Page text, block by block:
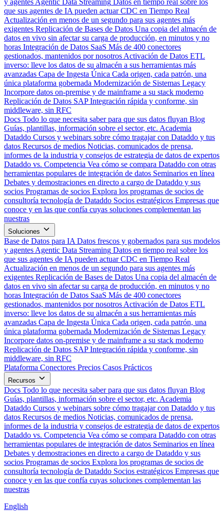
y agentes Agentic Data Streaming Datos en tiempo real sobre los
que sus agentes de IA pueden actuar CDC en Tiempo Real
Actualización en menos de un segundo para sus agentes más
exigentes Replicación de Bases de Datos Una copia del almacén de
datos en vivo sin afectar su carga de producción, en minutos y no
horas Integración de Datos SaaS Más de 400 conectores
gestionados, mantenidos por nosotros Activación de Datos ETL
inverso: lleve los datos de su almacén a sus herramientas más
avanzadas Capa de Ingesta Única Cada origen, cada patrón, una
única plataforma gobernada Modernización de Sistemas Legacy
Incorpore datos on-premise y de mainframe a su stack moderno
Replicación de Datos SAP Integración rápida y conforme, sin
middleware, sin RFC
Docs Todo lo que necesita saber para que sus datos fluyan Blog
Guías, plantillas, información sobre el sector, etc. Academia
Dataddo Cursos y webinars sobre cómo tragajar con Dataddo y tus
datos Recursos de medios Noticias, comunicados de prensa,
informes de la industria y consejos de estrategia de datos de expertos
Dataddo vs. Competencia Vea cómo se compara Dataddo con otras
herramientas populares de integración de datos Seminarios en línea
Debates y demostraciones en directo a cargo de Dataddo y sus
socios Programas de socios Explora los programas de socios de
consultoría tecnología de Dataddo Socios estratégicos Empresas que
conoce y en las que confía cuyas soluciones complementan las
nuestras
Soluciones
Base de Datos para IA Datos frescos y gobernados para sus modelos
y agentes Agentic Data Streaming Datos en tiempo real sobre los
que sus agentes de IA pueden actuar CDC en Tiempo Real
Actualización en menos de un segundo para sus agentes más
exigentes Replicación de Bases de Datos Una copia del almacén de
datos en vivo sin afectar su carga de producción, en minutos y no
horas Integración de Datos SaaS Más de 400 conectores
gestionados, mantenidos por nosotros Activación de Datos ETL
inverso: lleve los datos de su almacén a sus herramientas más
avanzadas Capa de Ingesta Única Cada origen, cada patrón, una
única plataforma gobernada Modernización de Sistemas Legacy
Incorpore datos on-premise y de mainframe a su stack moderno
Replicación de Datos SAP Integración rápida y conforme, sin
middleware, sin RFC
Plataforma Conectores Precios Casos Prácticos
Recursos
Docs Todo lo que necesita saber para que sus datos fluyan Blog
Guías, plantillas, información sobre el sector, etc. Academia
Dataddo Cursos y webinars sobre cómo tragajar con Dataddo y tus
datos Recursos de medios Noticias, comunicados de prensa,
informes de la industria y consejos de estrategia de datos de expertos
Dataddo vs. Competencia Vea cómo se compara Dataddo con otras
herramientas populares de integración de datos Seminarios en línea
Debates y demostraciones en directo a cargo de Dataddo y sus
socios Programas de socios Explora los programas de socios de
consultoría tecnología de Dataddo Socios estratégicos Empresas que
conoce y en las que confía cuyas soluciones complementan las
nuestras
English